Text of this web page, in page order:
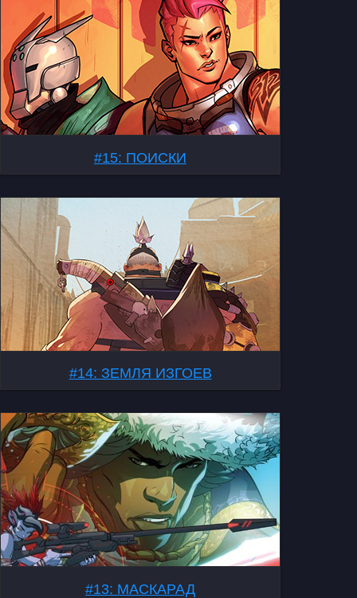
#15: ПОИСКИ
#14: ЗЕМЛЯ ИЗГОЕВ
#13: МАСКАРАД